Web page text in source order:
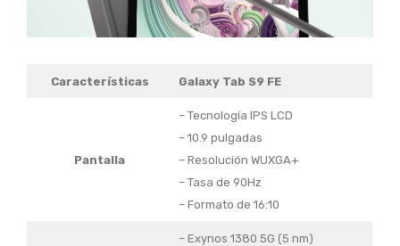
Características Galaxy Tab S9 FE
Pantalla
– Tecnología IPS LCD
– 10.9 pulgadas
– Resolución WUXGA+
– Tasa de 90Hz
– Formato de 16:10
– Exynos 1380 5G (5 nm)